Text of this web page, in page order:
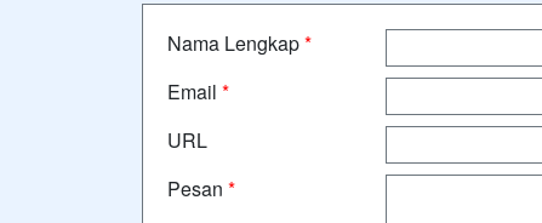
Nama Lengkap*
Email *
URL
Pesan *